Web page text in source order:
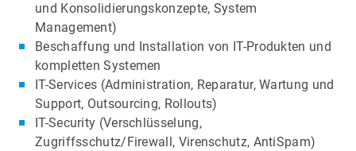
und Konsolidierungskonzepte, System
Management)
Beschaffung und Installation von IT-Produkten und
kompletten Systemen
IT-Services (Administration, Reparatur, Wartung und
Support, Outsourcing, Rollouts)
IT-Security (Verschlüsselung,
Zugriffsschutz/Firewall, Virenschutz, AntiSpam)